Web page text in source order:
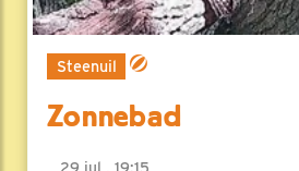
Steenuil
Zonnebad